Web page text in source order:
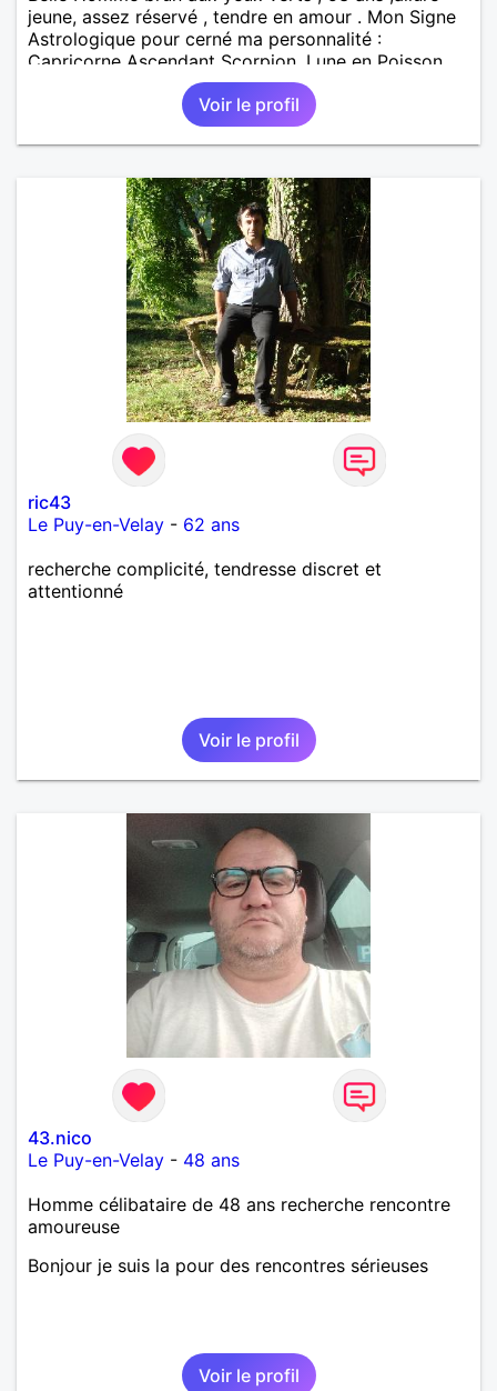
jeune, assez réservé , tendre en amour . Mon Signe
Astrologique pour cerné ma personnalité :
Capricorne Ascendant Scorpion ,Lune en Poisson .
Gouts Musicaux : Ace Of Base , Bee Gees, Abba,
Depêche Mode . La Pop Music , La Variété Française
et le Rock n' roll . Livres Favoris : La Nuit de Tous
les Dangers de Ken Follett , livre qui fait Voyager .
seulement ) . Le Meurtre de Roger Ackroyd de
Agatha Christie, Passionnant . Bel Ami de
Maupassant . Je recherche une femme séduisante,
joviale et pétillante pour une rencontre amoureuse
mais aussi partager ensemble loisirs en communs .
Voir le profil
ric43
Le Puy-en-Velay - 62 ans
recherche complicité, tendresse discret et
attentionné
Voir le profil
43.nico
Le Puy-en-Velay - 48 ans
Homme célibataire de 48 ans recherche rencontre
amoureuse
Bonjour je suis la pour des rencontres sérieuses
Voir le profil